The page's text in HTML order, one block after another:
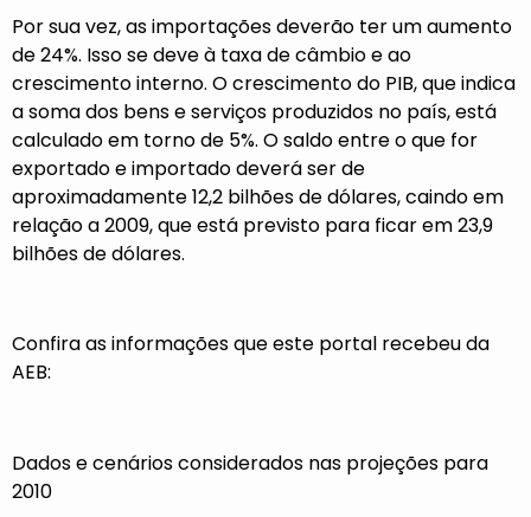
Por sua vez, as importações deverão ter um aumento
de 24%. Isso se deve à taxa de câmbio e ao
crescimento interno. O crescimento do PIB, que indica
a soma dos bens e serviços produzidos no país, está
calculado em torno de 5%. O saldo entre o que for
exportado e importado deverá ser de
aproximadamente 12,2 bilhões de dólares, caindo em
relação a 2009, que está previsto para ficar em 23,9
bilhões de dólares.
Confira as informações que este portal recebeu da
AEB:
Dados e cenários considerados nas projeções para
2010